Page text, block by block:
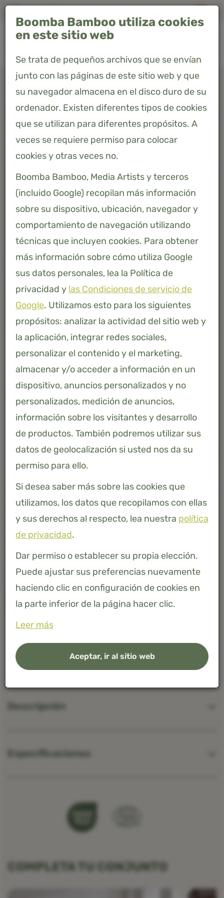
Home Productos Fundas de almohada - Blanco - Basic
FUNDAS DE ALMOHADA - BLANCO
- BASIC
37,51 €
40 X 80
- + AÑADIR A LA CESTA
Este artículo está actualmente agotado. Elija un pedido
pendiente con un tiempo de entrega de 2 a 4 semanas
o deje su dirección de correo electrónico para recibir
una notificación tan pronto como vuelva a estar
disponible.
Avísame
Descripción
Especificaciones
COMPLETA TU CONJUNTO
Boomba Bamboo utiliza cookies
en este sitio web
Se trata de pequeños archivos que se envían
junto con las páginas de este sitio web y que
su navegador almacena en el disco duro de su
ordenador. Existen diferentes tipos de cookies
que se utilizan para diferentes propósitos. A
veces se requiere permiso para colocar
cookies y otras veces no.
Boomba Bamboo, Media Artists y terceros
(incluido Google) recopilan más información
sobre su dispositivo, ubicación, navegador y
comportamiento de navegación utilizando
técnicas que incluyen cookies. Para obtener
más información sobre cómo utiliza Google
sus datos personales, lea la Política de
privacidad y las Condiciones de servicio de
Google. Utilizamos esto para los siguientes
propósitos: analizar la actividad del sitio web y
la aplicación, integrar redes sociales,
personalizar el contenido y el marketing,
almacenar y/o acceder a información en un
dispositivo, anuncios personalizados y no
personalizados, medición de anuncios,
información sobre los visitantes y desarrollo
de productos. También podremos utilizar sus
datos de geolocalización si usted nos da su
permiso para ello.
Si desea saber más sobre las cookies que
utilizamos, los datos que recopilamos con ellas
y sus derechos al respecto, lea nuestra política
de privacidad.
Dar permiso o establecer su propia elección.
Puede ajustar sus preferencias nuevamente
haciendo clic en configuración de cookies en
la parte inferior de la página hacer clic.
Leer más
Aceptar, ir al sitio web